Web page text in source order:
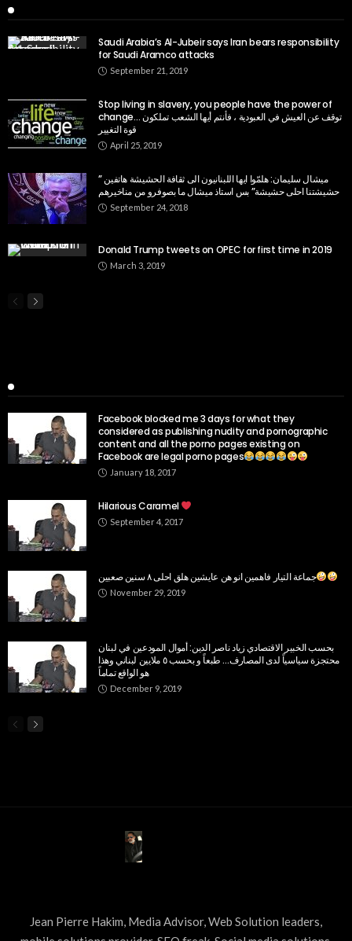
Saudi Arabia’s Al-Jubeir says Iran bears responsibility
for Saudi Aramco attacks
September 21, 2019
Stop living in slavery, you people have the power of
change… توقف عن العيش في العبودية ، فأنتم أيها الشعب تملكون
قوة التغيير
April 25, 2019
ميشال سليمان: ‏هلمّوا ايها اللبنانيون الى ثقافة الحشيشة هاتفين ”
حشيشتنا احلى حشيشة” بس استاذ ميشال ما بصوفرو من مناخيرهم
September 24, 2018
Donald Trump tweets on OPEC for first time in 2019
March 3, 2019
Facebook blocked me 3 days for what they
considered as publishing nudity and pornographic
content and all the porno pages existing on
Facebook are legal porno pages
January 18, 2017
Hilarious Caramel
September 4, 2017
جماعة التيار فاهمين انو هن عايشين هلق احلى ٨ سنين صعبين
November 29, 2019
بحسب الخبير الاقتصادي زياد ناصر الدين: أموال المودعين في لبنان
محتجزة سياسياً لدى المصارف… طبعاً و بحسب ٥ ملايين لبناني وهذا
هو الواقع تماماً
December 9, 2019
Jean Pierre Hakim, Media Advisor, Web Solution leaders,